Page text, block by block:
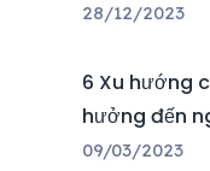
28/12/2023
6 Xu hướng
hưởng đến
09/03/2023